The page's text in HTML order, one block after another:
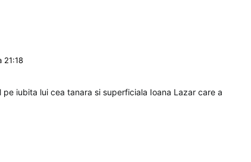
21:18
pe iubita lui cea tanara si superficiala Ioana Lazar care a